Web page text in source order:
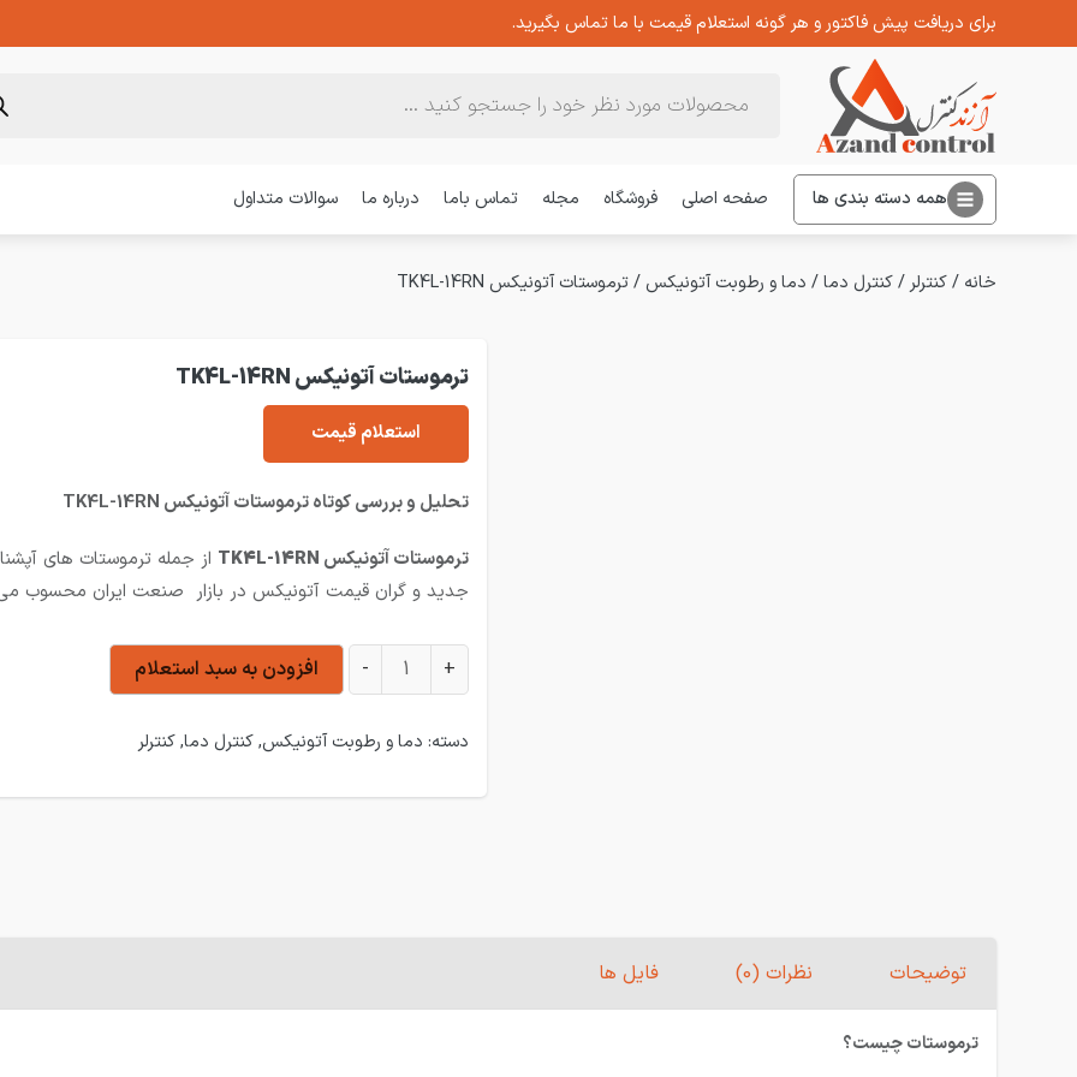
برای دریافت پیش فاکتور و هر گونه استعلام قیمت با ما تماس بگیرید.
همه دسته بندی ها صفحه اصلی فروشگاه مجله تماس باما درباره ما سوالات متداول
خانه /کنترلر /کنترل دما/ دما و رطوبت آتونیکس /ترموستات آتونیکس TK4L-14RN
ترموستات آتونیکس TK4L-14RN
استعلام قیمت
تحلیل و بررسی کوتاه ترموستات آتونیکس TK4L-14RN
ترموستات آتونیکس TK4L-14RN از جمله ترموستات های
جدید و گران قیمت آتونیکس در بازار صنعت ایران محسوب
ترموستات آتونیکس TK4L-14RN عدد
+
- افزودن به سبد استعلام
دسته: دما و رطوبت آتونیکس,کنترل دما,کنترلر
توضیحات نظرات (0) فایل ها
ترموستات چیست؟